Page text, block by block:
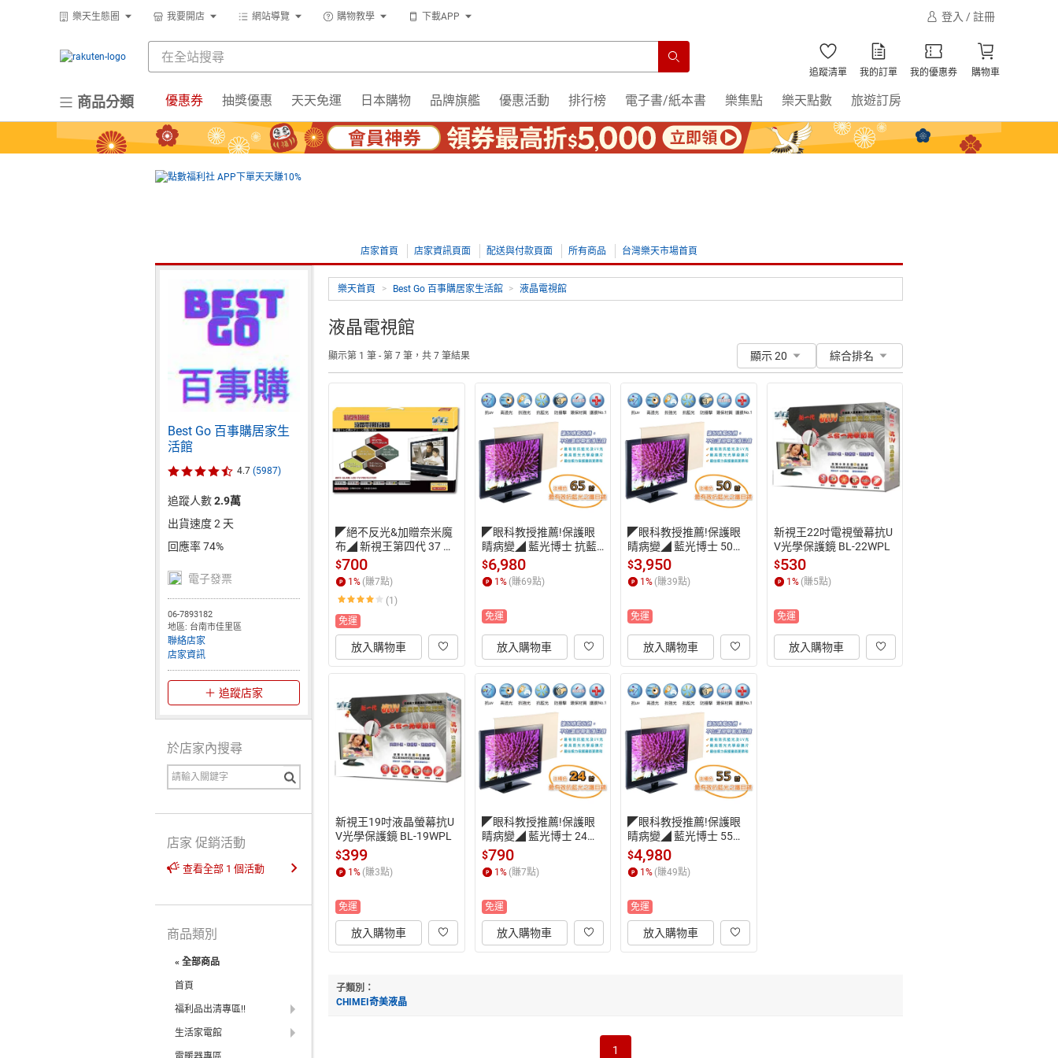
樂天生態圈 我要開店 網站導覽 購物教學 下載APP 登入 / 註冊
追蹤清單 我的訂單 我的優惠券 購物車
商品分類 優惠券 抽獎優惠 天天免運 日本購物 品牌旗艦 優惠活動 排行榜 電子書/紙本書 樂集點 樂天點數 旅遊訂房
店家首頁 店家資訊頁面 配送與付款頁面 所有商品 台灣樂天市場首頁
樂天首頁 > Best Go 百事購居家生活館 > 液晶電視館
液晶電視館
顯示第 1 筆 - 第 7 筆，共 7 筆結果 顯示 20 綜合排名
◤絕不反光&加贈奈米魔
布◢ 新視王第四代 37 吋
抗反射防炫液晶電視保
護鏡 / 護目鏡 NS-37PLG
$700
1% (賺7點)
(1)
免運
放入購物車
◤眼科教授推薦!保護眼
睛病變◢ 藍光博士 抗藍
光液晶螢幕護目鏡 65吋
JN-65PLB
$6,980
1% (賺69點)
免運
放入購物車
◤眼科教授推薦!保護眼
睛病變◢ 藍光博士 50吋
抗藍光液晶螢幕護目鏡 J
N-50PLB
$3,950
1% (賺39點)
免運
放入購物車
新視王22吋電視螢幕抗U
V光學保護鏡 BL-22WPL
$530
1% (賺5點)
免運
放入購物車
新視王19吋液晶螢幕抗U
V光學保護鏡 BL-19WPL
$399
1% (賺3點)
免運
放入購物車
◤眼科教授推薦!保護眼
睛病變◢ 藍光博士 24吋
抗藍光 液晶螢幕護目鏡 J
N-24PLB
$790
1% (賺7點)
免運
放入購物車
◤眼科教授推薦!保護眼
睛病變◢ 藍光博士 55吋
抗藍光液晶螢幕護目鏡 J
N-55PLB
$4,980
1% (賺49點)
免運
放入購物車
子類別：
CHIMEI奇美液晶
1
Best Go 百事購居家生
活館
4.7 (5987)
追蹤人數2.9萬
出貨速度 2 天
回應率 74%
電子發票
06-7893182
地區: 台南市佳里區
聯絡店家
店家資訊
追蹤店家
於店家內搜尋
店家 促銷活動
查看全部 1 個活動
商品類別
« 全部商品
首頁
福利品出清專區!!
生活家電館